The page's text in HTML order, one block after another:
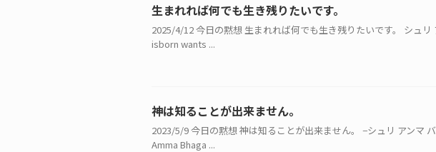
生まれれば何でも生き残りたいです。
2025/4/12 今日の黙想 生まれれば何でも生き残りたいです。 シュ
isborn wants ...
神は知ることが出来ません。
2023/5/9 今日の黙想 神は知ることが出来ません。 −シュリ アンマ
Amma Bhaga ...